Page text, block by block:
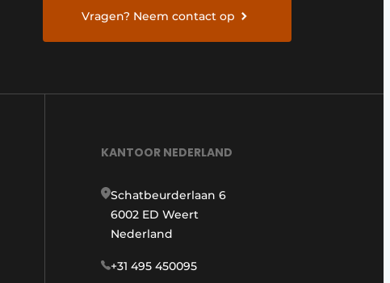
Vragen? Neem contact op
KANTOOR NEDERLAND
Schatbeurderlaan 6
6002 ED Weert
Nederland
+31 495 450095